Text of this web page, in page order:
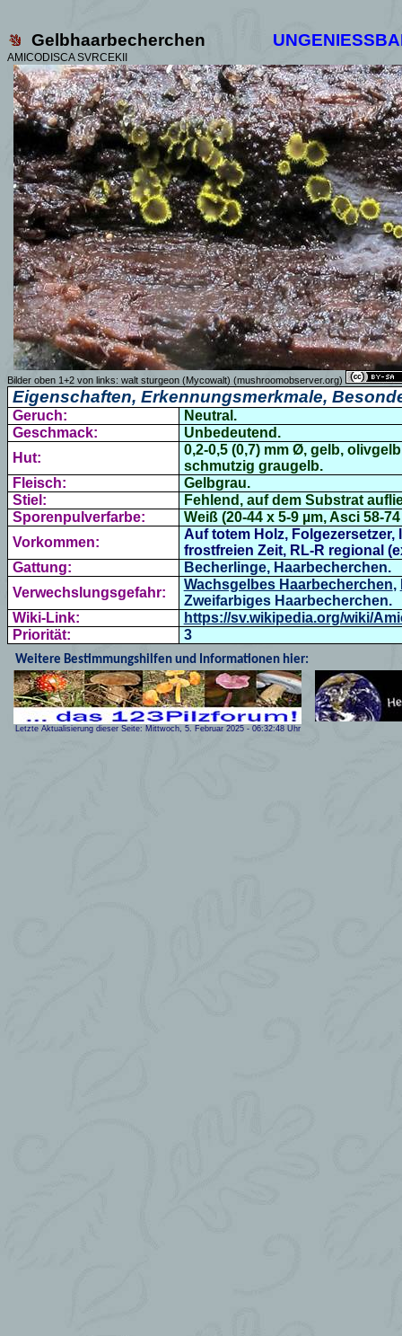
Gelbhaarbecherchen
AMICODISCA SVRCEKII
Bilder oben 1+2 von links: walt sturgeon (Mycowalt) (mushroomobserver.org)
Eigenschaften, Erkennungsmerkmale,
Geruch:
Neutral.
Geschmack:
Unbedeutend.
Hut:
0,2-0,5 (0,7) mm Ø, gelb,
schmutzig graugelb.
Fleisch:
Gelbgrau.
Stiel:
Fehlend, auf dem Substrat
Sporenpulverfarbe:
Weiß (20-44 x 5-9 µm, Asci 58-
Vorkommen:
Auf totem Holz,
frostfreien Zeit, RL-R regional
Gattung:
Becherlinge, Haarbecherchen.
Verwechslungsgefahr:
Wachsgelbes Haarbecherchen,
Zweifarbiges Haarbecherchen.
Wiki-Link:
https://sv.wikipedia.org/wiki/
Priorität:
3
Weitere Bestimmungshilfen und Informationen hier:
Letzte Aktualisierung dieser Seite: Mittwoch, 5. Februar 2025 - 06:32:48 Uhr